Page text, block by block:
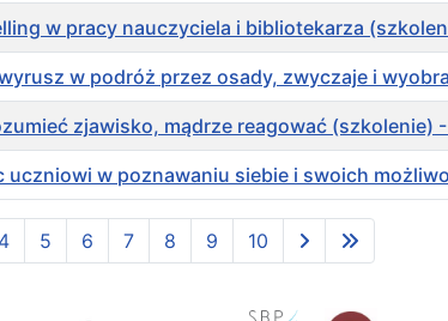
w pracy nauczyciela i bibliotekarza
w podróż przez osady, zwyczaje i
zjawisko, mądrze reagować (szkolenie) -
uczniowi w poznawaniu siebie i swoich
4 5 6 7 8 9 10